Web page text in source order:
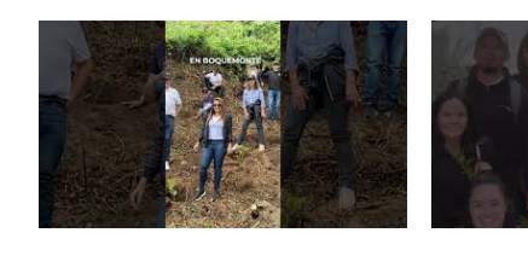
transformar el territorio.¿Tu
empresa también quiere ser parte
del cambio?Conoce más en
www.reddearboles.org